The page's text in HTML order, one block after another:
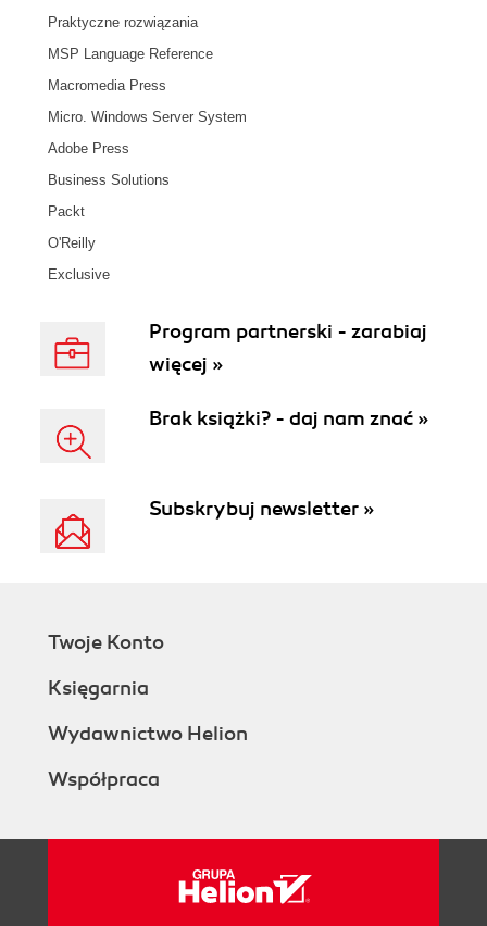
Praktyczne rozwiązania
MSP Language Reference
Macromedia Press
Micro. Windows Server System
Adobe Press
Business Solutions
Packt
O'Reilly
Exclusive
Program partnerski - zarabiaj
więcej »
Brak książki? - daj nam znać »
Subskrybuj newsletter »
Twoje Konto
Księgarnia
Wydawnictwo Helion
Współpraca